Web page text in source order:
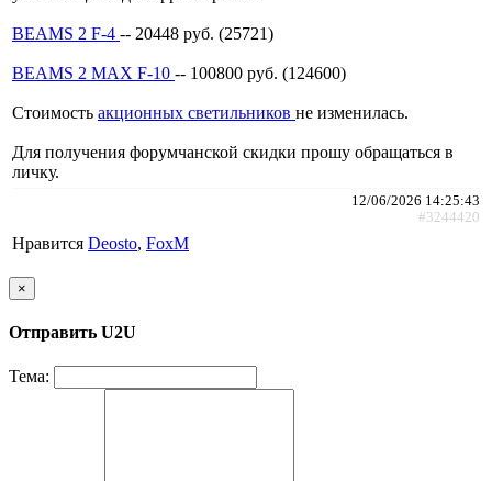
BEAMS 2 F-4 -- 20448 руб. (25721)
BEAMS 2 MAX F-10 -- 100800 руб. (124600)
Стоимость акционных светильников не изменилась.
Для получения форумчанской скидки прошу обращаться в
личку.
12/06/2026 14:25:43
#3244420
Нравится Deosto, FoxM
×
Отправить U2U
Тема: